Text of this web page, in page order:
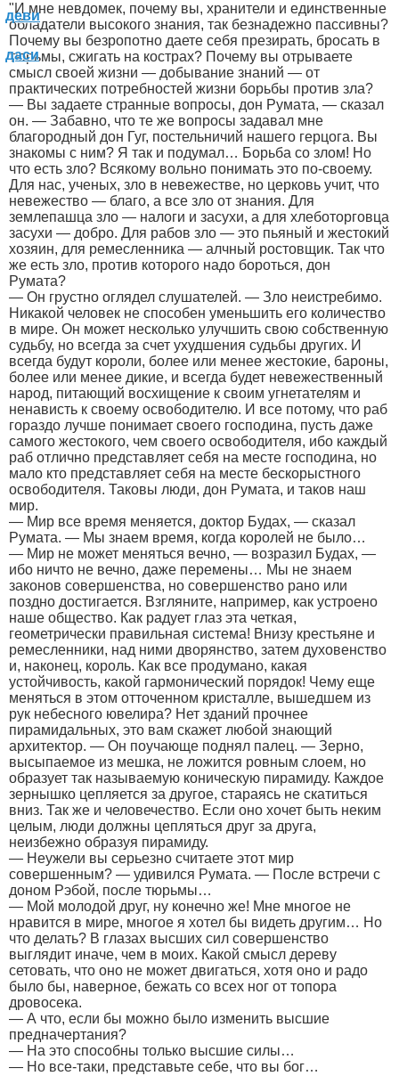
"И мне невдомек, почему вы, хранители и единственные
обладатели высокого знания, так безнадежно пассивны?
Почему вы безропотно даете себя презирать, бросать в
тюрьмы, сжигать на кострах? Почему вы отрываете
смысл своей жизни — добывание знаний — от
практических потребностей жизни борьбы против зла?
— Вы задаете странные вопросы, дон Румата, — сказал
он. — Забавно, что те же вопросы задавал мне
благородный дон Гуг, постельничий нашего герцога. Вы
знакомы с ним? Я так и подумал… Борьба со злом! Но
что есть зло? Всякому вольно понимать это по-своему.
Для нас, ученых, зло в невежестве, но церковь учит, что
невежество — благо, а все зло от знания. Для
землепашца зло — налоги и засухи, а для хлеботорговца
засухи — добро. Для рабов зло — это пьяный и жестокий
хозяин, для ремесленника — алчный ростовщик. Так что
же есть зло, против которого надо бороться, дон
Румата?
— Он грустно оглядел слушателей. — Зло неистребимо.
Никакой человек не способен уменьшить его количество
в мире. Он может несколько улучшить свою собственную
судьбу, но всегда за счет ухудшения судьбы других. И
всегда будут короли, более или менее жестокие, бароны,
более или менее дикие, и всегда будет невежественный
народ, питающий восхищение к своим угнетателям и
ненависть к своему освободителю. И все потому, что раб
гораздо лучше понимает своего господина, пусть даже
самого жестокого, чем своего освободителя, ибо каждый
раб отлично представляет себя на месте господина, но
мало кто представляет себя на месте бескорыстного
освободителя. Таковы люди, дон Румата, и таков наш
мир.
— Мир все время меняется, доктор Будах, — сказал
Румата. — Мы знаем время, когда королей не было…
— Мир не может меняться вечно, — возразил Будах, —
ибо ничто не вечно, даже перемены… Мы не знаем
законов совершенства, но совершенство рано или
поздно достигается. Взгляните, например, как устроено
наше общество. Как радует глаз эта четкая,
геометрически правильная система! Внизу крестьяне и
ремесленники, над ними дворянство, затем духовенство
и, наконец, король. Как все продумано, какая
устойчивость, какой гармонический порядок! Чему еще
меняться в этом отточенном кристалле, вышедшем из
рук небесного ювелира? Нет зданий прочнее
пирамидальных, это вам скажет любой знающий
архитектор. — Он поучающе поднял палец. — Зерно,
высыпаемое из мешка, не ложится ровным слоем, но
образует так называемую коническую пирамиду. Каждое
зернышко цепляется за другое, стараясь не скатиться
вниз. Так же и человечество. Если оно хочет быть неким
целым, люди должны цепляться друг за друга,
неизбежно образуя пирамиду.
— Неужели вы серьезно считаете этот мир
совершенным? — удивился Румата. — После встречи с
доном Рэбой, после тюрьмы…
— Мой молодой друг, ну конечно же! Мне многое не
нравится в мире, многое я хотел бы видеть другим… Но
что делать? В глазах высших сил совершенство
выглядит иначе, чем в моих. Какой смысл дереву
сетовать, что оно не может двигаться, хотя оно и радо
было бы, наверное, бежать со всех ног от топора
дровосека.
— А что, если бы можно было изменить высшие
предначертания?
— На это способны только высшие силы…
— Но все-таки, представьте себе, что вы бог…